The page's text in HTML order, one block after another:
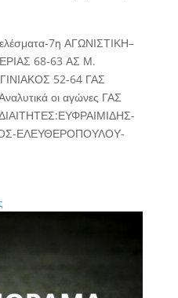
7η ΑΓΩΝΙΣΤΙΚΗ–
68-63 ΑΣ Μ.
52-64 ΓΑΣ
οι αγώνες ΓΑΣ
ΕΛΕΥΘΕΡΟΠΟΥΛΟΥ-